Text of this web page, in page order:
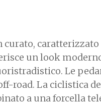
un look
Le
road. La ciclistica
a una forcella